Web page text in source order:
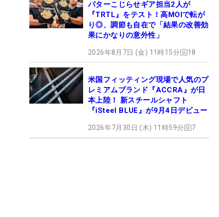
パターこじらせギア担当2人が
『TRTL』をテスト！高MOIで転が
り◎、調節も自在で「結果の改善効
果にかなりの意外性」
2026年8月7日 (金) 11時15分 18
米国フィッティング現場で人気のプ
レミアムブランド『ACCRA』が日
本上陸！ 新スチールシャフト
『iSteel BLUE』が9月4日デビュー
2026年7月30日 (木) 11時59分 7